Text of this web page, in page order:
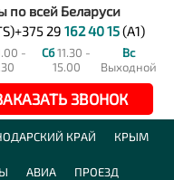
по всей Беларуси
+375 29 162 40 15(A1)
-
Сб11.30 -
15.00
Вс
Выходной
ЗВОНОК
КРАЙ КРЫМ
АВИА ПРОЕЗД